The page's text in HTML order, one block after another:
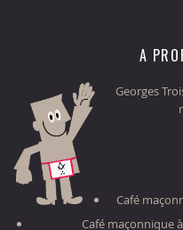
A
Georges
Café
Café maçonnique